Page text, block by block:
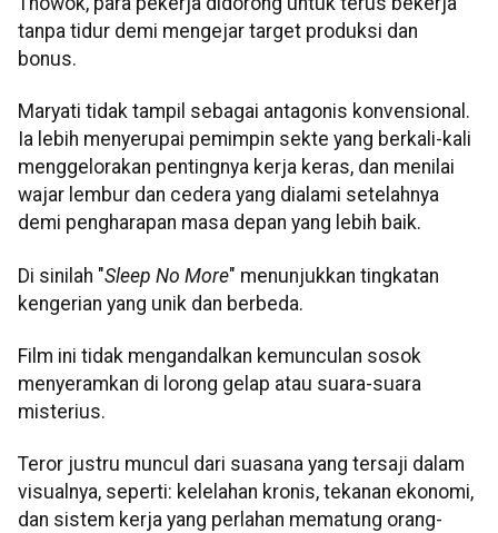
tanpa tidur demi mengejar target produksi dan
bonus.
Maryati tidak tampil sebagai antagonis konvensional.
Ia lebih menyerupai pemimpin sekte yang berkali-kali
menggelorakan pentingnya kerja keras, dan menilai
wajar lembur dan cedera yang dialami setelahnya
demi pengharapan masa depan yang lebih baik.
Di sinilah "Sleep No More" menunjukkan tingkatan
kengerian yang unik dan berbeda.
Film ini tidak mengandalkan kemunculan sosok
menyeramkan di lorong gelap atau suara-suara
misterius.
Teror justru muncul dari suasana yang tersaji dalam
visualnya, seperti: kelelahan kronis, tekanan ekonomi,
dan sistem kerja yang perlahan mematung orang-